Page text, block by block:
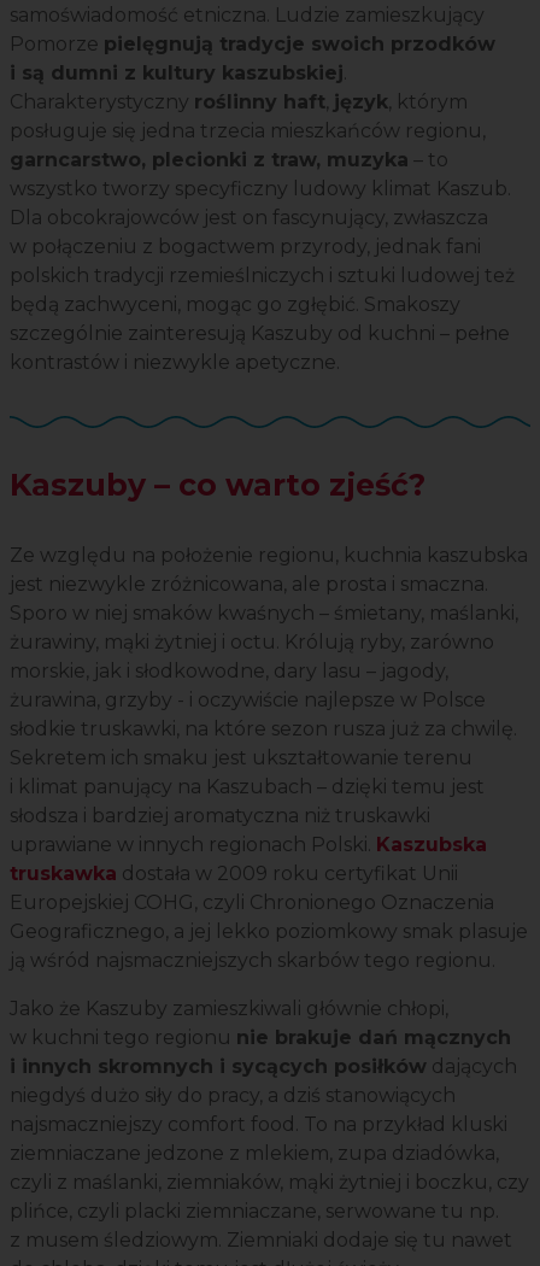
samoświadomość etniczna. Ludzie zamieszkujący
Pomorze pielęgnują tradycje swoich przodków
i są dumni z kultury kaszubskiej.
Charakterystyczny roślinny haft, język, którym
posługuje się jedna trzecia mieszkańców regionu,
garncarstwo, plecionki z traw, muzyka – to
wszystko tworzy specyficzny ludowy klimat Kaszub.
Dla obcokrajowców jest on fascynujący, zwłaszcza
w połączeniu z bogactwem przyrody, jednak fani
polskich tradycji rzemieślniczych i sztuki ludowej też
będą zachwyceni, mogąc go zgłębić. Smakoszy
szczególnie zainteresują Kaszuby od kuchni – pełne
kontrastów i niezwykle apetyczne.
Kaszuby – co warto zjeść?
Ze względu na położenie regionu, kuchnia kaszubska
jest niezwykle zróżnicowana, ale prosta i smaczna.
Sporo w niej smaków kwaśnych – śmietany, maślanki,
żurawiny, mąki żytniej i octu. Królują ryby, zarówno
morskie, jak i słodkowodne, dary lasu – jagody,
żurawina, grzyby - i oczywiście najlepsze w Polsce
słodkie truskawki, na które sezon rusza już za chwilę.
Sekretem ich smaku jest ukształtowanie terenu
i klimat panujący na Kaszubach – dzięki temu jest
słodsza i bardziej aromatyczna niż truskawki
uprawiane w innych regionach Polski. Kaszubska
truskawka dostała w 2009 roku certyfikat Unii
Europejskiej COHG, czyli Chronionego Oznaczenia
Geograficznego, a jej lekko poziomkowy smak plasuje
ją wśród najsmaczniejszych skarbów tego regionu.
Jako że Kaszuby zamieszkiwali głównie chłopi,
w kuchni tego regionu nie brakuje dań mącznych
i innych skromnych i sycących posiłków dających
niegdyś dużo siły do pracy, a dziś stanowiących
najsmaczniejszy comfort food. To na przykład kluski
ziemniaczane jedzone z mlekiem, zupa dziadówka,
czyli z maślanki, ziemniaków, mąki żytniej i boczku, czy
plińce, czyli placki ziemniaczane, serwowane tu np.
z musem śledziowym. Ziemniaki dodaje się tu nawet